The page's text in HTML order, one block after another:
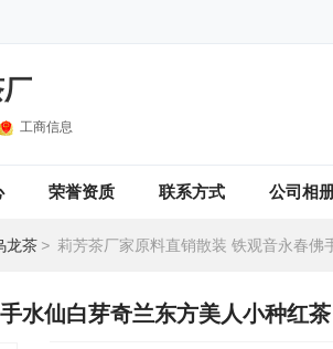
工商信息
荣誉资质 联系方式 公司相
龙茶 > 莉芳茶厂家原料直销散装 铁观音永春佛
水仙白芽奇兰东方美人小种红茶